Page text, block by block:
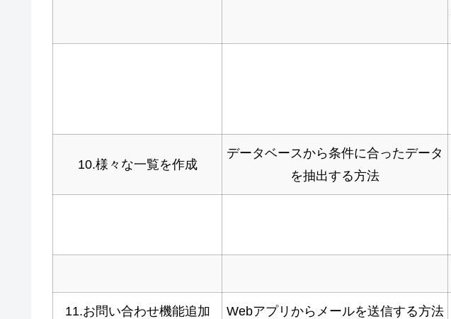
10.様々な一覧を作成
データベースから条件に合ったデータ
を抽出する方法
11.お問い合わせ機能追加 Webアプリからメールを送信する方法